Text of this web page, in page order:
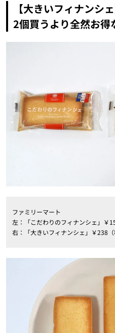
【大きいフィナンシ
2個買うより全然お得
ファミリーマート
左：「こだわりのフィナンシェ」￥
右：「大きいフィナンシェ」￥238（